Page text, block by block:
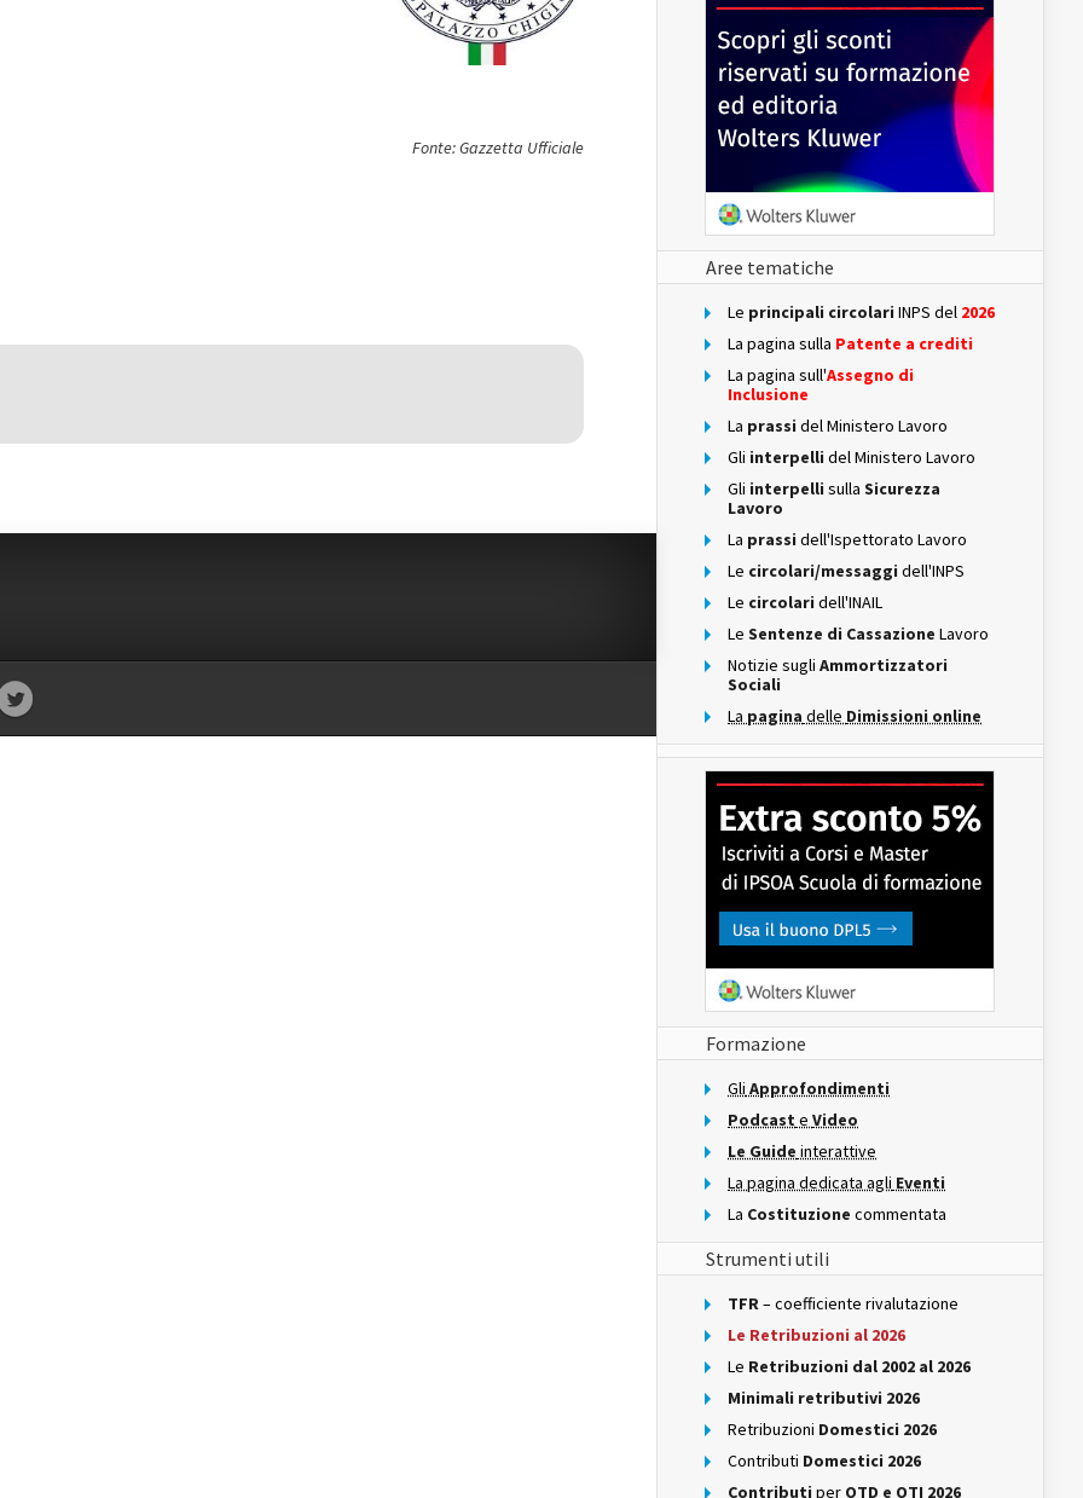
Fonte: Gazzetta Ufficiale
Aree tematiche
Le principali circolari INPS del 2026
La pagina sulla Patente a crediti
La pagina sull'Assegno di
Inclusione
La prassi del Ministero Lavoro
Gli interpelli del Ministero Lavoro
Gli interpelli sulla Sicurezza
Lavoro
La prassi dell'Ispettorato Lavoro
Le circolari/messaggi dell'INPS
Le circolari dell'INAIL
Le Sentenze di Cassazione Lavoro
Notizie sugli Ammortizzatori
Sociali
La pagina delle Dimissioni online
Formazione
Gli Approfondimenti
Podcast e Video
Le Guide interattive
La pagina dedicata agli Eventi
La Costituzione commentata
Strumenti utili
TFR– coefficiente rivalutazione
Le Retribuzioni al 2026
Le Retribuzioni dal 2002 al 2026
Minimali retributivi 2026
Retribuzioni Domestici 2026
Contributi Domestici 2026
Contributi per OTD e OTI 2026